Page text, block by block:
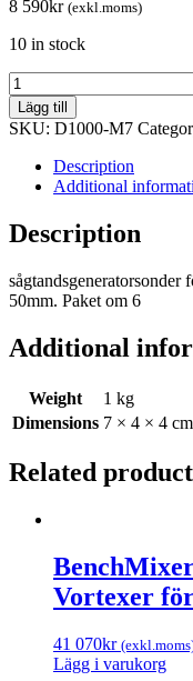
8 590kr (exkl.moms)
10 in stock
Ersättningsgeneratorpaket,
7
mm
x
sågtand
för
mikrorör,
om
5
Lägg till
SKU: D1000-M7
Description
Additional
Description
50mm. Paket om 6
Additional
Weight
1 kg
Dimensions 7 × 4 × 4 cm
Related
Vortexer
41 070kr
Lägg i varukorg